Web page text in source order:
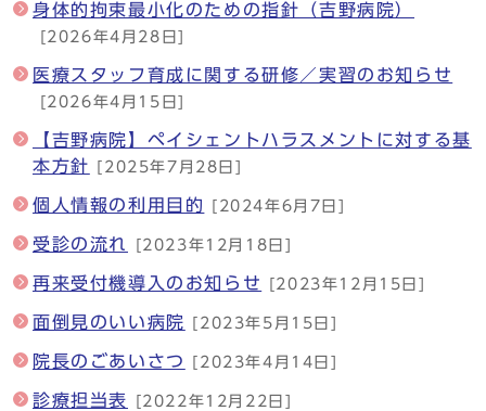
身体的拘束最小化のための指針（吉野病院）
[2026年4月28日]
医療スタッフ育成に関する研修／実習のお知らせ
[2026年4月15日]
【吉野病院】ペイシェントハラスメントに対する基
本方針
[2025年7月28日]
個人情報の利用目的 [2024年6月7日]
受診の流れ [2023年12月18日]
再来受付機導入のお知らせ [2023年12月15日]
面倒見のいい病院 [2023年5月15日]
院長のごあいさつ [2023年4月14日]
診療担当表 [2022年12月22日]